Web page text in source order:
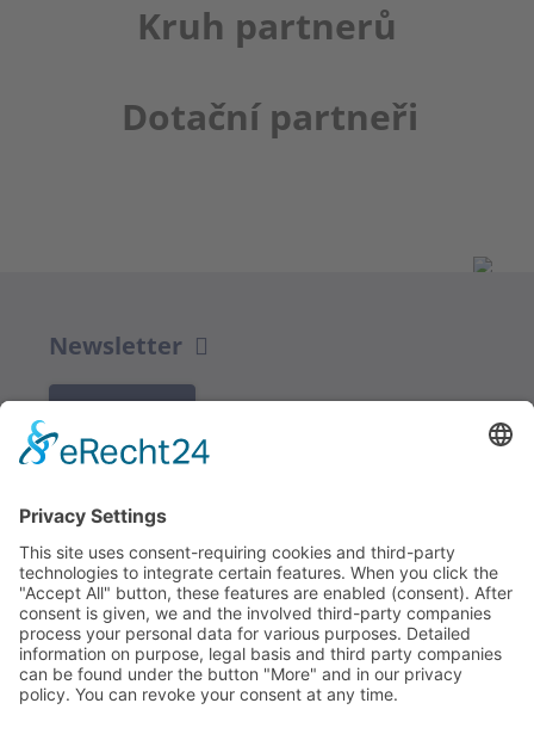
Kruh partnerů
Dotační partneři
Newsletter
Redakce bbkult.net
Centrum Bavaria Bohemia (CeBB)
Dr. Veronika Hofinger
Freyung 1, 92539 Schönsee
Tel.:+49 (0)9674 / 92 48 78
veronika.hofinger@cebb.de